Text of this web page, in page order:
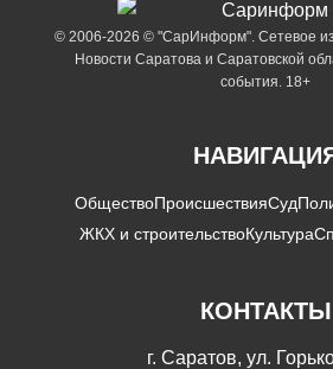
© 2006-2026 © "СарИнформ". Сетевое
Новости Саратова и Саратовской
события. 18+
ОбществоПроисшествияСуд
ЖКХ и строительствоКультура
КОНТАКТЫ
г. Саратов, ул.